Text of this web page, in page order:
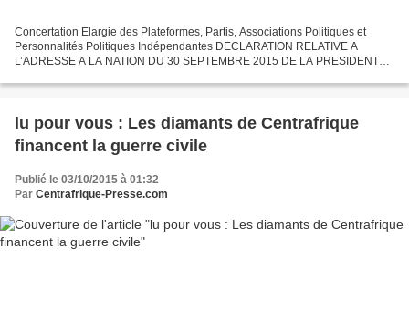
Concertation Elargie des Plateformes, Partis, Associations Politiques et
Personnalités Politiques Indépendantes DECLARATION RELATIVE A
L’ADRESSE A LA NATION DU 30 SEPTEMBRE 2015 DE LA PRESIDENTE
lu pour vous : Les diamants de Centrafrique
financent la guerre civile
Publié le 03/10/2015 à 01:32
Par Centrafrique-Presse.com